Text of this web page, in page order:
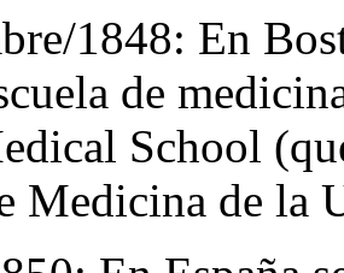
1848: En
de
School
Medicina de la